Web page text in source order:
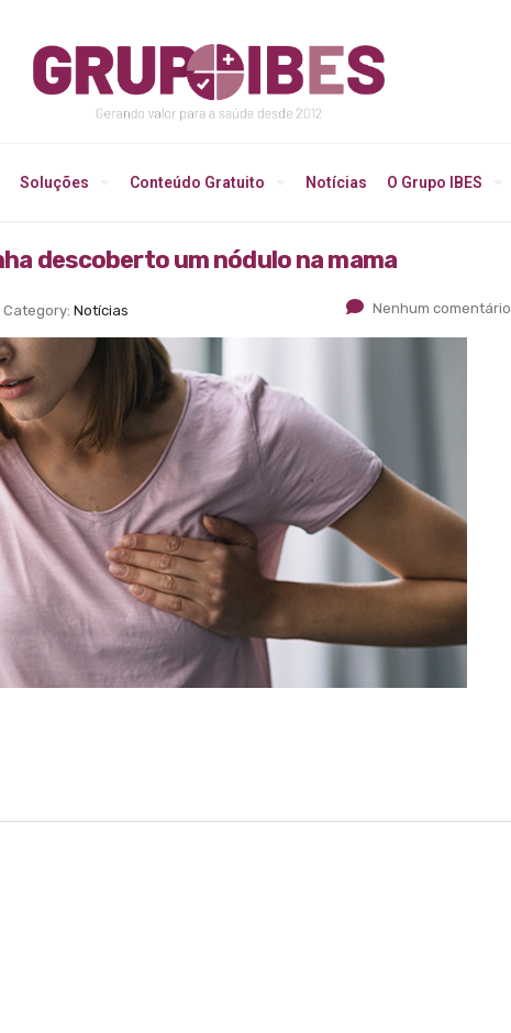
Soluções Conteúdo Gratuito Notícias O Grupo IBES
descoberto um nódulo na mama
Category: Notícias Nenhum comentário